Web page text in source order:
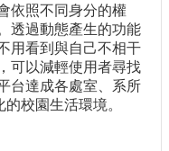
依照不同身分的權
透過動態產生的功能
用看到與自己不相干
可以減輕使用者尋找
台達成各處室、系所
校園生活環境。